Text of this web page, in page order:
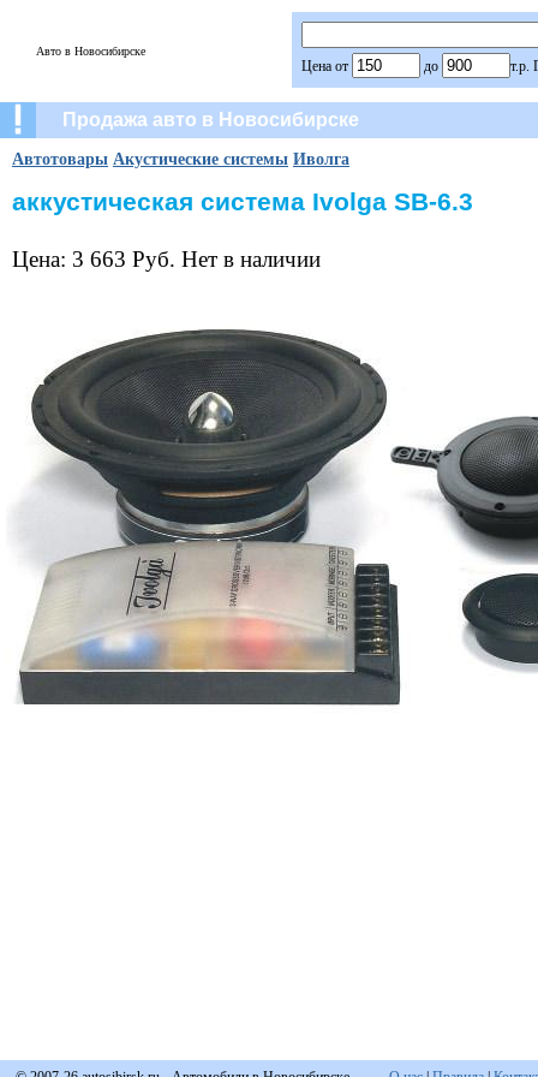
Авто в Новосибирске
Цена от до т.р.
Продажа авто в Новосибирске
Автотовары Акустические системы Иволга
аккустическая система Ivolga SB-6.3
Цена: 3 663 Руб. Нет в наличии